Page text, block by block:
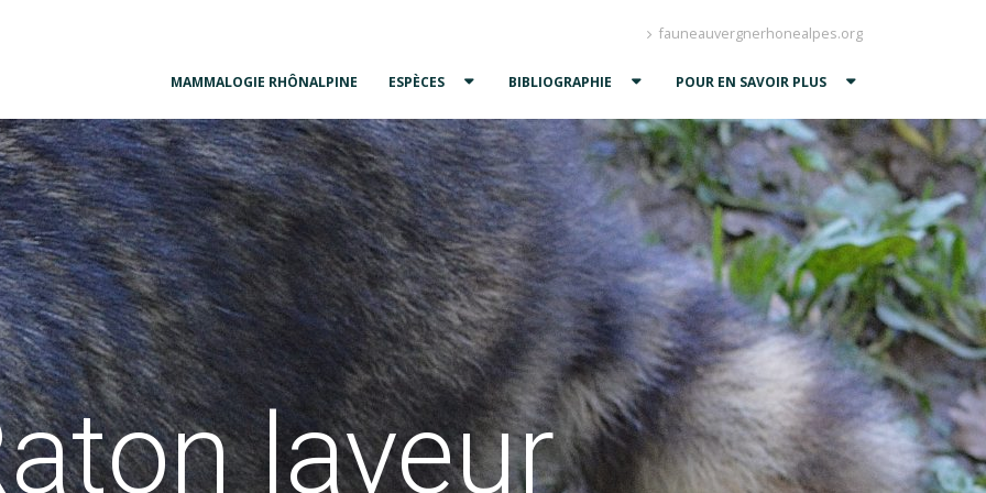
fauneauvergnerhonealpes.org
MAMMALOGIE RHÔNALPINE ESPÈCES BIBLIOGRAPHIE POUR EN SAVOIR PLUS
laveur